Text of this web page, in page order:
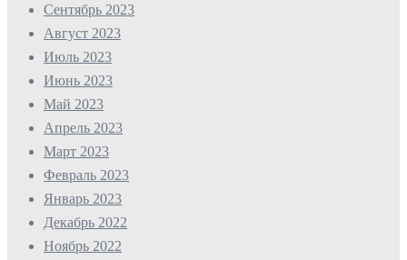
Сентябрь 2023
Август 2023
Июль 2023
Июнь 2023
Май 2023
Апрель 2023
Март 2023
Февраль 2023
Январь 2023
Декабрь 2022
Ноябрь 2022